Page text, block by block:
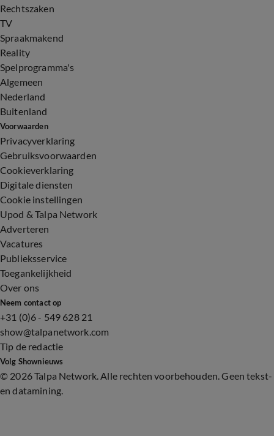
Rechtszaken
TV
Spraakmakend
Reality
Spelprogramma's
Algemeen
Nederland
Buitenland
Voorwaarden
Privacyverklaring
Gebruiksvoorwaarden
Cookieverklaring
Digitale diensten
Cookie instellingen
Upod & Talpa Network
Adverteren
Vacatures
Publieksservice
Toegankelijkheid
Over ons
Neem contact op
+31 (0)6 - 549 628 21
show@talpanetwork.com
Tip de redactie
Volg Shownieuws
© 2026 Talpa Network. Alle rechten voorbehouden. Geen tekst-
en datamining.